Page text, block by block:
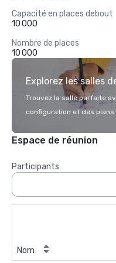
Capacité en places debout
10 000
Nombre de places
10 000
Explorez les salles
Trouvez la salle parfaite
configuration et des
Espace de réunion
Participants
Nom